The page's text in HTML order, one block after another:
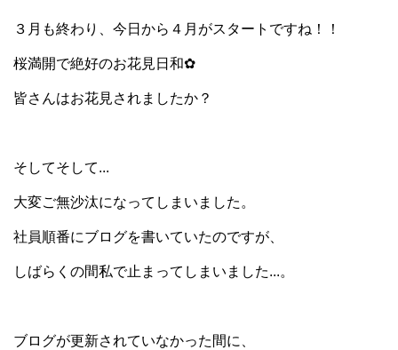
３月も終わり、今日から４月がスタートですね！！
桜満開で絶好のお花見日和✿
皆さんはお花見されましたか？
そしてそして...
大変ご無沙汰になってしまいました。
社員順番にブログを書いていたのですが、
しばらくの間私で止まってしまいました...。
ブログが更新されていなかった間に、